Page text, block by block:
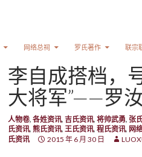
网络总祠 罗氏著作 联宗
李自成搭档，
大将军”——罗
人物卷, 各姓资讯, 吉氏资讯, 将帅武勇, 张
氏资讯, 熊氏资讯, 王氏资讯, 程氏资讯, 网
氏资讯
2015 年 6 月 30 日